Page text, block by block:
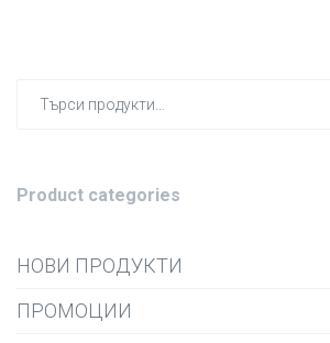
Product categories
НОВИ ПРОДУКТИ
ПРОМОЦИИ